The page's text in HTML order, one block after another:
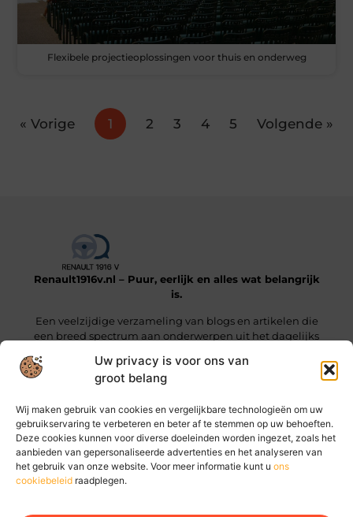
Uw privacy is voor ons van
groot belang
Wij maken gebruik van cookies en vergelijkbare technologieën om uw
gebruikservaring te verbeteren en beter af te stemmen op uw behoeften.
Deze cookies kunnen voor diverse doeleinden worden ingezet, zoals het
aanbieden van gepersonaliseerde advertenties en het analyseren van
het gebruik van onze website. Voor meer informatie kunt u ons
cookiebeleid raadplegen.
Flexibele projectieoplossingen voor thuis en onderweg
« Vorige 1 2 3 4 5 Volgende »
Renault1916v.nl – Puur, eerlijk en alles wat belangrijk
is.
Een veelzijdige verzameling van blogs en artikelen die
een breed spectrum aan onderwerpen uit het dagelijks
Onze informatie
Bericht categorie